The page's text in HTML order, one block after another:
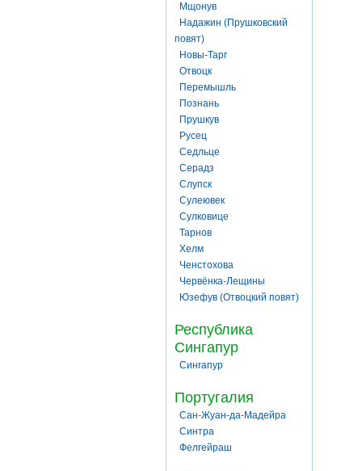
Мщонув
Надажин (Прушковский
повят)
Новы-Тарг
Отвоцк
Перемышль
Познань
Прушкув
Русец
Седльце
Серадз
Слупск
Сулеювек
Сулковице
Тарнов
Хелм
Ченстохова
Червёнка-Лещины
Юзефув (Отвоцкий повят)
Республика
Сингапур
Сингапур
Португалия
Сан-Жуан-да-Мадейра
Синтра
Фелгейраш